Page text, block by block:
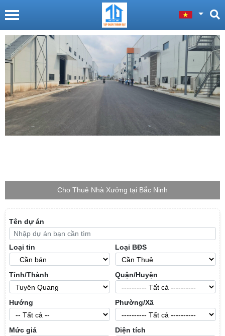
Cho Thuê Nhà Xưởng tại Bắc Giang
Tên dự án
Loại tin Loại BĐS
Tỉnh/Thành Quận/Huyện
Hướng Phường/Xã
Mức giá Diện tích